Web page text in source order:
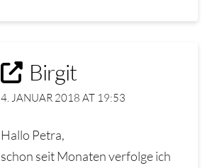
Birgit
4. JANUAR 2018 AT 19:53
Hallo Petra,
schon seit Monaten verfolge ich